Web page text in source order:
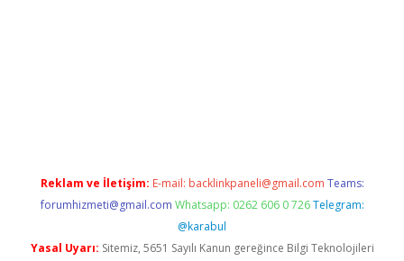
Reklam ve İletişim: E-mail: backlinkpaneli@gmail.com Teams:
forumhizmeti@gmail.com Whatsapp: 0262 606 0 726 Telegram:
@karabul
Yasal Uyarı: Sitemiz, 5651 Sayılı Kanun gereğince Bilgi Teknolojileri